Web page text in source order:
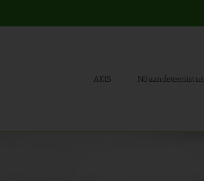
AKIS Nõuandeteenistus